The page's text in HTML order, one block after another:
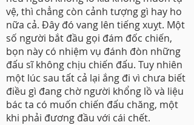
vệ, thì chẳng còn cảnh tượng gì hay ho
nữa cả. Đây đó vang lên tiếng xuỵt. Một
số người bắt đầu gọi đám đốc chiến,
bọn này có nhiệm vụ đánh đòn những
đấu sĩ không chịu chiến đấu. Tuy nhiên
một lúc sau tất cả lại ắng đi vì chưa biết
điều gì đang chờ người khổng lồ và liệu
bác ta có muốn chiến đấu chăng, một
khi phải đương đầu với cái chết.